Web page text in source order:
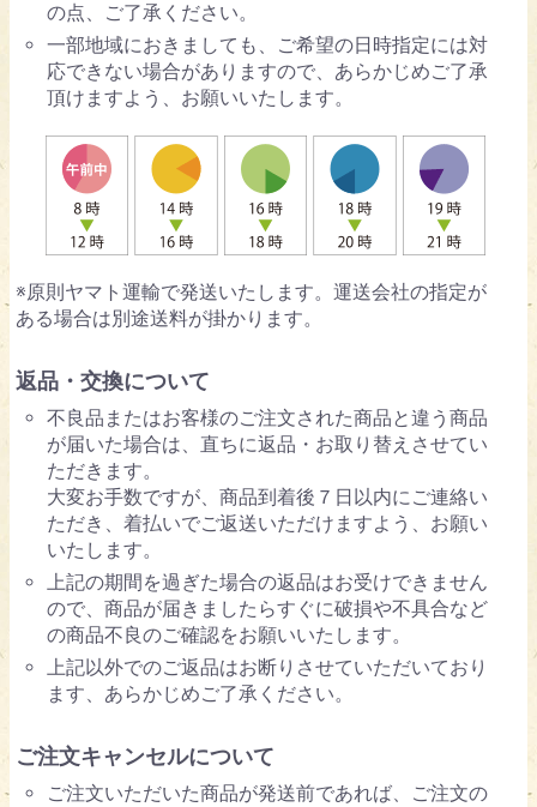
の点、ご了承ください。
一部地域におきましても、ご希望の日時指定には対
応できない場合がありますので、あらかじめご了承
頂けますよう、お願いいたします。
※原則ヤマト運輸で発送いたします。運送会社の指定が
ある場合は別途送料が掛かります。
返品・交換について
不良品またはお客様のご注文された商品と違う商品
が届いた場合は、直ちに返品・お取り替えさせてい
ただきます。
大変お手数ですが、商品到着後７日以内にご連絡い
ただき、着払いでご返送いただけますよう、お願い
いたします。
上記の期間を過ぎた場合の返品はお受けできません
ので、商品が届きましたらすぐに破損や不具合など
の商品不良のご確認をお願いいたします。
上記以外でのご返品はお断りさせていただいており
ます、あらかじめご了承ください。
ご注文キャンセルについて
ご注文いただいた商品が発送前であれば、ご注文の